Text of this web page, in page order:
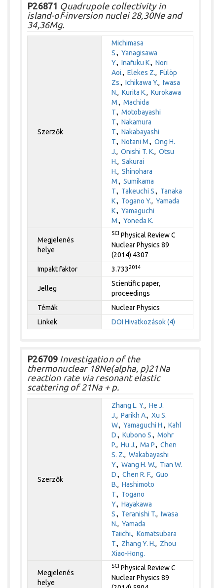
P26871 Quadrupole collectivity in
island-of-inversion nuclei 28,30Ne and
34,36Mg.
Szerzők
Michimasa
S.,Yanagisawa
Y.,Inafuku K.,Nori
Aoi.,Elekes Z.,Fülöp
Zs.,Ichikawa Y.,Iwasa
N.,Kurita K.,Kurokawa
M.,Machida
T.,Motobayashi
T.,Nakamura
T.,Nakabayashi
T.,Notani M.,Ong H.
J.,Onishi T. K.,Otsu
H.,Sakurai
H.,Shinohara
M.,Sumikama
T., Takeuchi S., Tanaka
K., Togano Y.,Yamada
K.,Yamaguchi
M.,Yoneda K.
Megjelenés
helye
SCI Physical Review C
Nuclear Physics 89
(2014) 4307
Impakt faktor
3.733 2014
Jelleg
Scientific paper,
proceedings
Témák
Nuclear Physics
Linkek
DOI Hivatkozások (4)
P26709 Investigation of the
thermonuclear 18Ne(alpha, p)21Na
reaction rate via resonant elastic
scattering of 21Na + p.
Szerzők
Zhang L. Y.,He J.
J.,Parikh A.,Xu S.
W.,Yamaguchi H.,Kahl
D.,Kubono S.,Mohr
P.,Hu J.,Ma P.,Chen
S. Z.,Wakabayashi
Y.,Wang H. W., Tian W.
D.,Chen R. F.,Guo
B.,Hashimoto
T., Togano
Y.,Hayakawa
S., Teranishi T.,Iwasa
N.,Yamada
Taiichi.,Komatsubara
T., Zhang Y. H., Zhou
Xiao-Hong.
Megjelenés
helye
SCI Physical Review C
Nuclear Physics 89